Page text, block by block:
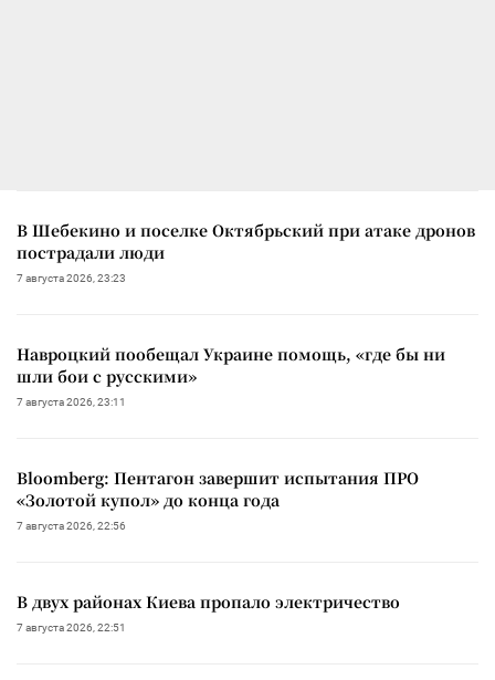
В Шебекино и поселке Октябрьский при атаке дронов
пострадали люди
7 августа 2026, 23:23
Навроцкий пообещал Украине помощь, «где бы ни
шли бои с русскими»
7 августа 2026, 23:11
Bloomberg: Пентагон завершит испытания ПРО
«Золотой купол» до конца года
7 августа 2026, 22:56
В двух районах Киева пропало электричество
7 августа 2026, 22:51